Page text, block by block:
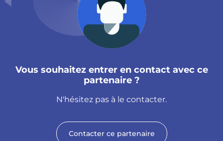
Vous souhaitez entrer en contact avec ce
partenaire ?
N'hésitez pas à le contacter.
Contacter ce partenaire